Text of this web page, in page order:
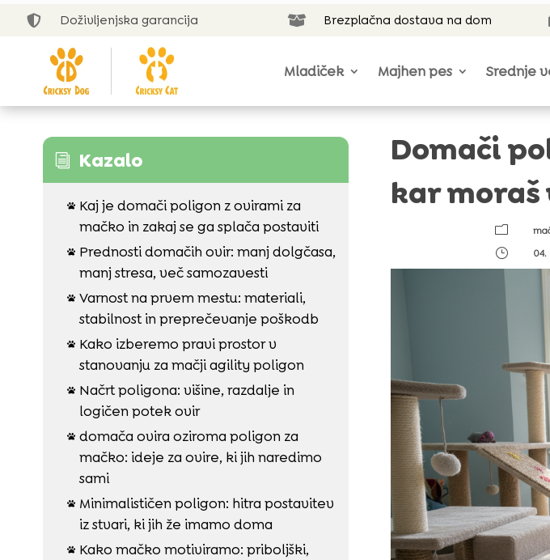
 Doživljenjska garancija  Brezplačna dostava na dom
Mladiček Majhen pes Srednje
i Kazalo

Kaj je domači poligon z ovirami za
mačko in zakaj se ga splača postaviti

Prednosti domačih ovir: manj dolgčasa,
manj stresa, več samozavesti
 Varnost na prvem mestu: materiali,
stabilnost in preprečevanje poškodb

Kako izberemo pravi prostor v
stanovanju za mačji agility poligon

Načrt poligona: višine, razdalje in
logičen potek ovir
 domača ovira oziroma poligon za
mačko: ideje za ovire, ki jih naredimo
sami

Minimalističen poligon: hitra postavitev
iz stvari, ki jih že imamo doma

Kako mačko motiviramo: priboljški,
Domači
kar moraš
m
}
04.